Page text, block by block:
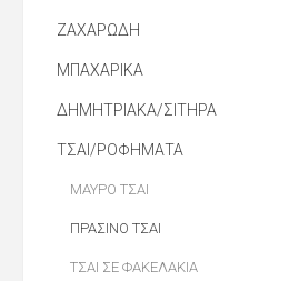
ΖΑΧΑΡΩΔΗ
ΜΠΑΧΑΡΙΚΑ
ΔΗΜΗΤΡΙΑΚΑ/ΣΙΤΗΡΑ
ΤΣΑΙ/ΡΟΦΗΜΑΤΑ
ΜΑΥΡΟ ΤΣΑΙ
ΠΡΑΣΙΝΟ ΤΣΑΙ
ΤΣΑΙ ΣΕ ΦΑΚΕΛΑΚΙΑ